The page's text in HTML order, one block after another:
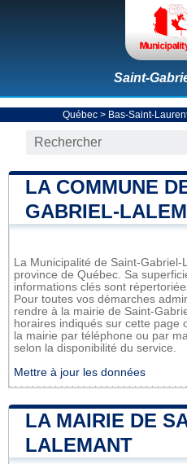
Saint-
Québec> Bas-Saint-
LA COMMUNE
GABRIEL-
La Municipalité de Saint-
province de Québec. Sa
informations clés sont
Pour toutes vos démarches
rendre à la mairie de Saint-
horaires indiqués sur cette page
la mairie par téléphone ou par
selon la disponibilité du service.
Mettre à jour les données
LA MAIRIE DE
LALEMANT